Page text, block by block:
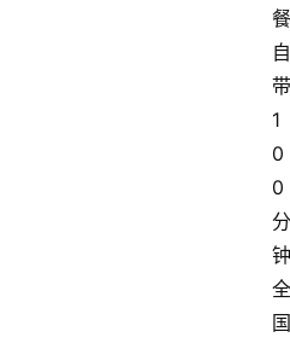
餐
自
带
1
0
0
分
钟
全
国